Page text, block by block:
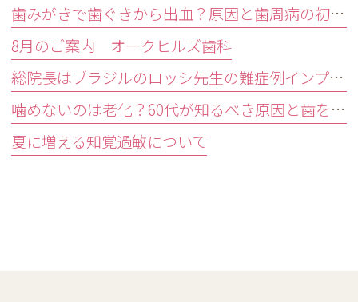
歯みがきで歯ぐきから出血？原因と歯周病の初期症状・受診目安を解説
8月のご案内 オ―クヒルズ歯科
総院長はブラジルのロッシ先生の難症例インプラントオペ研修会に参加しました。
噛めないのは老化？60代が知るべき原因と歯を残す精密治療
夏に増える知覚過敏について